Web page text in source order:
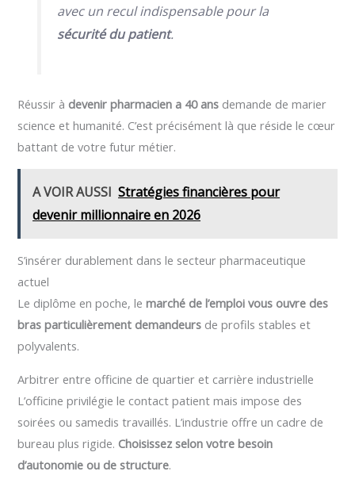
avec un recul indispensable pour la
sécurité du patient.
Réussir à devenir pharmacien a 40 ans demande de marier
science et humanité. C’est précisément là que réside le cœur
battant de votre futur métier.
A VOIR AUSSI Stratégies financières pour
devenir millionnaire en 2026
S’insérer durablement dans le secteur pharmaceutique
actuel
Le diplôme en poche, lemarché de l’emploi vous ouvre des
bras particulièrement demandeurs de profils stables et
polyvalents.
Arbitrer entre officine de quartier et carrière industrielle
L’officine privilégie le contact patient mais impose des
soirées ou samedis travaillés. L’industrie offre un cadre de
bureau plus rigide. Choisissez selon votre besoin
d’autonomie ou de structure.